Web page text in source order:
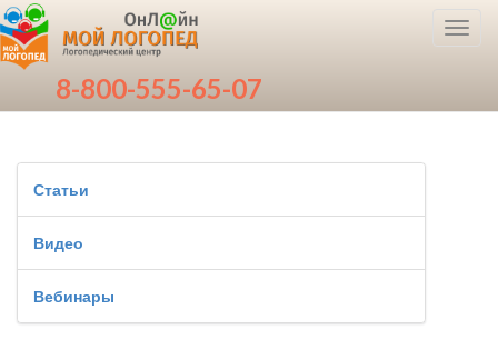
8-800-555-65-07
Статьи
Видео
Вебинары